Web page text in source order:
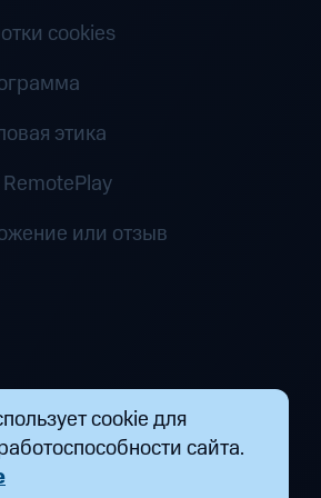
cookie для
сайта.
cookies
этика
или отзыв
распределенных
права защищены